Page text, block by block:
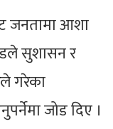
जनतामा आशा
सुशासन र
गरेका
जोड दिए ।